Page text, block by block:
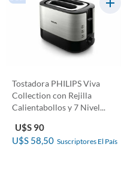
Tostadora PHILIPS Viva
Collection con Rejilla
Calientabollos y 7 Nivel...
U$S 90
U$S 58,50 Suscriptores El País